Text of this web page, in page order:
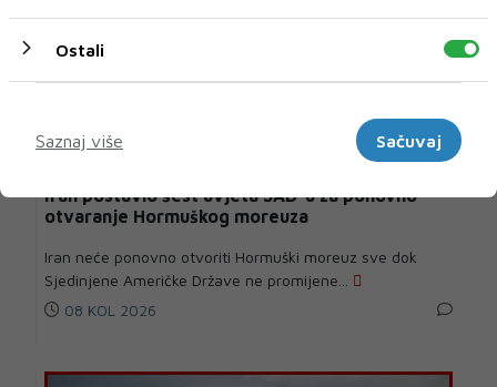
Iran postavio šest uvjeta SAD-u za ponovno
otvaranje Hormuškog moreuza
Iran neće ponovno otvoriti Hormuški moreuz sve dok
Sjedinjene Američke Države ne promijene...
08 KOL 2026
Ostali
Saznaj više
Sačuvaj